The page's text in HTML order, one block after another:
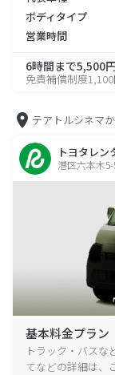
ボディタイプ
営業時間
6時間まで5,500
免責補償制度
テアトルシネマ
トヨタレン
港区六本木
基本料金プラン
トラック・バス
てなどの詳細は、